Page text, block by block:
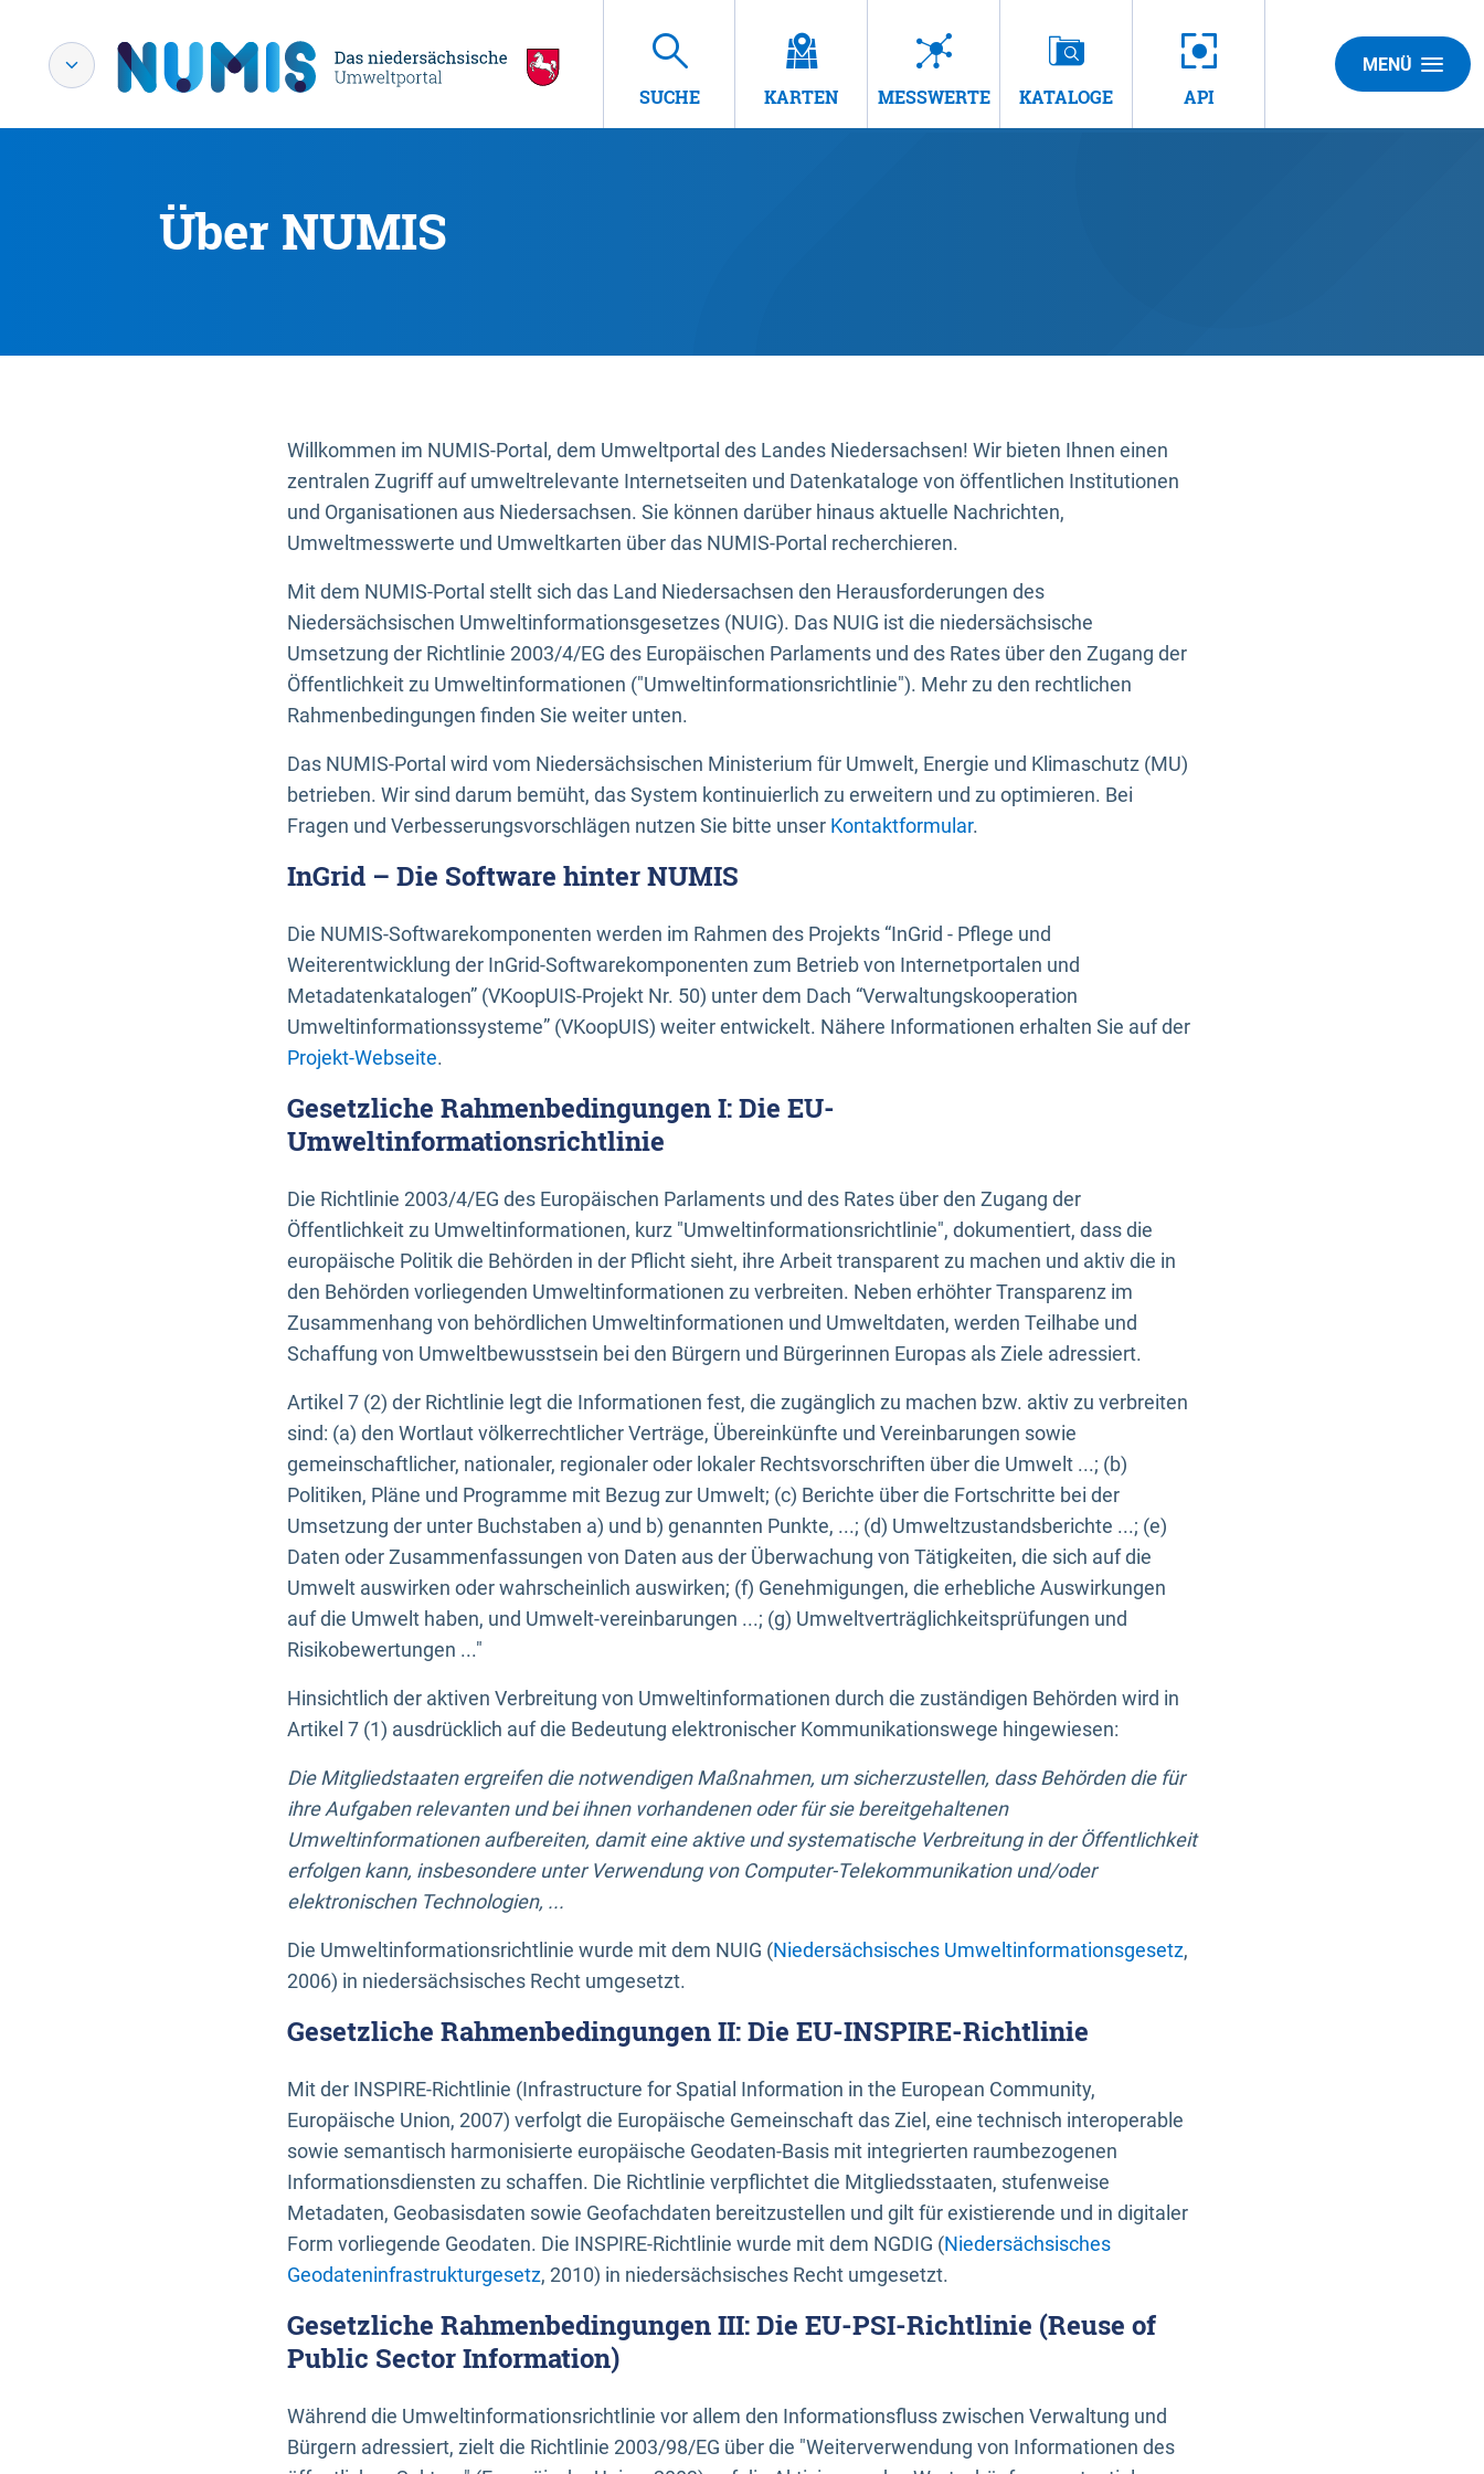
SUCHE KARTEN MESSWERTE KATALOGE API
MENÜ
Über NUMIS
Willkommen im NUMIS-Portal, dem Umweltportal des Landes Niedersachsen! Wir bieten Ihnen einen
zentralen Zugriff auf umweltrelevante Internetseiten und Datenkataloge von öffentlichen Institutionen
und Organisationen aus Niedersachsen. Sie können darüber hinaus aktuelle Nachrichten,
Umweltmesswerte und Umweltkarten über das NUMIS-Portal recherchieren.
Mit dem NUMIS-Portal stellt sich das Land Niedersachsen den Herausforderungen des
Niedersächsischen Umweltinformationsgesetzes (NUIG). Das NUIG ist die niedersächsische
Umsetzung der Richtlinie 2003/4/EG des Europäischen Parlaments und des Rates über den Zugang der
Öffentlichkeit zu Umweltinformationen ("Umweltinformationsrichtlinie"). Mehr zu den rechtlichen
Rahmenbedingungen finden Sie weiter unten.
Das NUMIS-Portal wird vom Niedersächsischen Ministerium für Umwelt, Energie und Klimaschutz (MU)
betrieben. Wir sind darum bemüht, das System kontinuierlich zu erweitern und zu optimieren. Bei
Fragen und Verbesserungsvorschlägen nutzen Sie bitte unser Kontaktformular.
InGrid – Die Software hinter NUMIS
Die NUMIS-Softwarekomponenten werden im Rahmen des Projekts “InGrid - Pflege und
Weiterentwicklung der InGrid-Softwarekomponenten zum Betrieb von Internetportalen und
Metadatenkatalogen” (VKoopUIS-Projekt Nr. 50) unter dem Dach “Verwaltungskooperation
Umweltinformationssysteme” (VKoopUIS) weiter entwickelt. Nähere Informationen erhalten Sie auf der
Projekt-Webseite.
Gesetzliche Rahmenbedingungen I: Die EU-
Umweltinformationsrichtlinie
Die Richtlinie 2003/4/EG des Europäischen Parlaments und des Rates über den Zugang der
Öffentlichkeit zu Umweltinformationen, kurz "Umweltinformationsrichtlinie", dokumentiert, dass die
europäische Politik die Behörden in der Pflicht sieht, ihre Arbeit transparent zu machen und aktiv die in
den Behörden vorliegenden Umweltinformationen zu verbreiten. Neben erhöhter Transparenz im
Zusammenhang von behördlichen Umweltinformationen und Umweltdaten, werden Teilhabe und
Schaffung von Umweltbewusstsein bei den Bürgern und Bürgerinnen Europas als Ziele adressiert.
Artikel 7 (2) der Richtlinie legt die Informationen fest, die zugänglich zu machen bzw. aktiv zu verbreiten
sind: (a) den Wortlaut völkerrechtlicher Verträge, Übereinkünfte und Vereinbarungen sowie
gemeinschaftlicher, nationaler, regionaler oder lokaler Rechtsvorschriften über die Umwelt ...; (b)
Politiken, Pläne und Programme mit Bezug zur Umwelt; (c) Berichte über die Fortschritte bei der
Umsetzung der unter Buchstaben a) und b) genannten Punkte, ...; (d) Umweltzustandsberichte ...; (e)
Daten oder Zusammenfassungen von Daten aus der Überwachung von Tätigkeiten, die sich auf die
Umwelt auswirken oder wahrscheinlich auswirken; (f) Genehmigungen, die erhebliche Auswirkungen
auf die Umwelt haben, und Umwelt-vereinbarungen ...; (g) Umweltverträglichkeitsprüfungen und
Risikobewertungen ..."
Hinsichtlich der aktiven Verbreitung von Umweltinformationen durch die zuständigen Behörden wird in
Artikel 7 (1) ausdrücklich auf die Bedeutung elektronischer Kommunikationswege hingewiesen:
Die Mitgliedstaaten ergreifen die notwendigen Maßnahmen, um sicherzustellen, dass Behörden die für
ihre Aufgaben relevanten und bei ihnen vorhandenen oder für sie bereitgehaltenen
Umweltinformationen aufbereiten, damit eine aktive und systematische Verbreitung in der Öffentlichkeit
erfolgen kann, insbesondere unter Verwendung von Computer-Telekommunikation und/oder
elektronischen Technologien, ...
Die Umweltinformationsrichtlinie wurde mit dem NUIG (Niedersächsisches Umweltinformationsgesetz,
2006) in niedersächsisches Recht umgesetzt.
Gesetzliche Rahmenbedingungen II: Die EU-INSPIRE-Richtlinie
Mit der INSPIRE-Richtlinie (Infrastructure for Spatial Information in the European Community,
Europäische Union, 2007) verfolgt die Europäische Gemeinschaft das Ziel, eine technisch interoperable
sowie semantisch harmonisierte europäische Geodaten-Basis mit integrierten raumbezogenen
Informationsdiensten zu schaffen. Die Richtlinie verpflichtet die Mitgliedsstaaten, stufenweise
Metadaten, Geobasisdaten sowie Geofachdaten bereitzustellen und gilt für existierende und in digitaler
Form vorliegende Geodaten. Die INSPIRE-Richtlinie wurde mit dem NGDIG (Niedersächsisches
Geodateninfrastrukturgesetz, 2010) in niedersächsisches Recht umgesetzt.
Gesetzliche Rahmenbedingungen III: Die EU-PSI-Richtlinie (Reuse of
Public Sector Information)
Während die Umweltinformationsrichtlinie vor allem den Informationsfluss zwischen Verwaltung und
Bürgern adressiert, zielt die Richtlinie 2003/98/EG über die "Weiterverwendung von Informationen des